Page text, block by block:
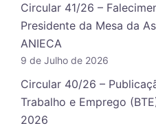
Circular 41/26 –
Presidente da Mesa da
ANIECA
9 de Julho de 2026
Circular 40/26 –
Trabalho e Emprego
2026